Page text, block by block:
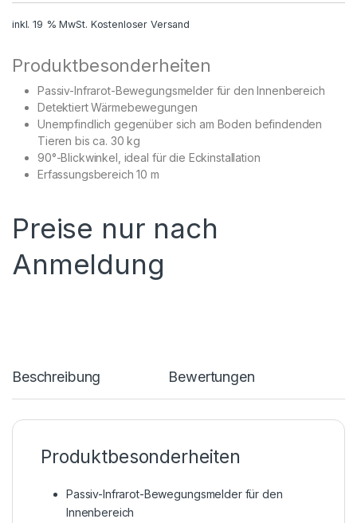
inkl. 19 % MwSt. Kostenloser Versand
Produktbesonderheiten
Passiv-Infrarot-Bewegungsmelder für den Innenbereich
Detektiert Wärmebewegungen
Unempfindlich gegenüber sich am Boden befindenden
Tieren bis ca. 30 kg
90°-Blickwinkel, ideal für die Eckinstallation
Erfassungsbereich 10 m
Preise nur nach
Anmeldung
Beschreibung Bewertungen
Produktbesonderheiten
Passiv-Infrarot-Bewegungsmelder für den
Innenbereich